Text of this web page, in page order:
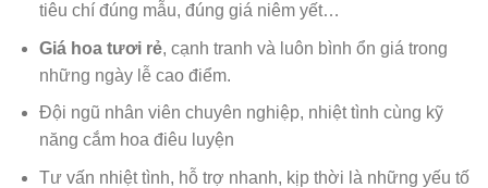
tiêu chí đúng mẫu, đúng giá niêm yết…
Giá hoa tươi rẻ, cạnh tranh và luôn bình ổn giá trong
những ngày lễ cao điểm.
Đội ngũ nhân viên chuyên nghiệp, nhiệt tình cùng kỹ
năng cắm hoa điêu luyện
Tư vấn nhiệt tình, hỗ trợ nhanh, kịp thời là những yếu tố